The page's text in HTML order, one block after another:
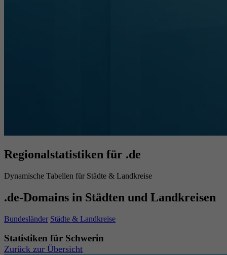
Regionalstatistiken für .de
Dynamische Tabellen für Städte & Landkreise
.de-Domains in Städten und Landkreisen
Bundesländer Städte & Landkreise
Statistiken für Schwerin
Zurück zur Übersicht